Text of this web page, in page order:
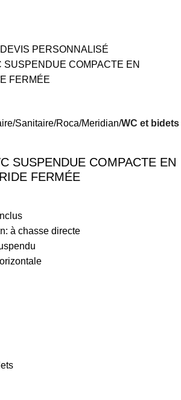
PERSONNALISÉ
Sanitaire Roca Meridian WC et bidets
SUSPENDUE COMPACTE EN
FERMÉE
à chasse directe